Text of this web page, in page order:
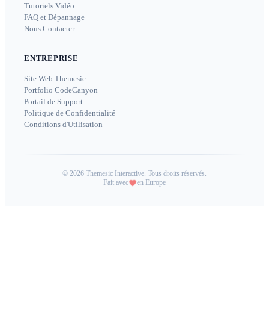
Tutoriels Vidéo
FAQ et Dépannage
Nous Contacter
ENTREPRISE
Site Web Themesic
Portfolio CodeCanyon
Portail de Support
Politique de Confidentialité
Conditions d'Utilisation
© 2026 Themesic Interactive. Tous droits réservés.
Fait avec
en Europe